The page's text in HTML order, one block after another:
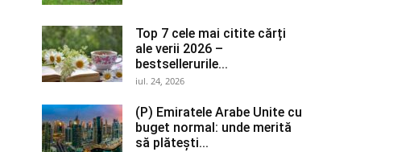
Top 7 cele mai citite cărți
ale verii 2026 –
bestsellerurile...
iul. 24, 2026
(P) Emiratele Arabe Unite cu
buget normal: unde merită
să plătești...